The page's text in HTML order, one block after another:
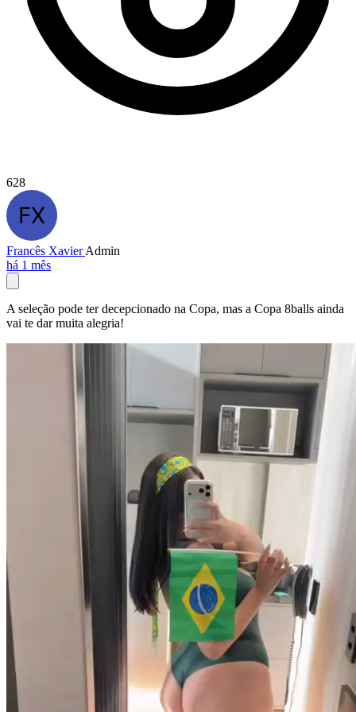
628
Francês XavierAdmin
há 1 mês
A seleção pode ter decepcionado na Copa, mas a Copa 8balls ainda
vai te dar muita alegria!